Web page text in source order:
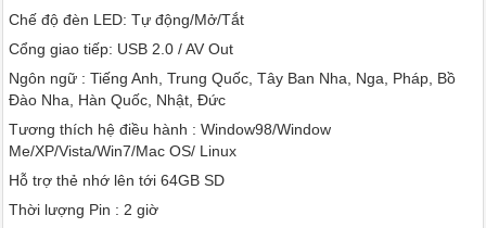
Chế độ đèn LED: Tự động/Mở/Tắt
Cổng giao tiếp: USB 2.0 / AV Out
Ngôn ngữ : Tiếng Anh, Trung Quốc, Tây Ban Nha, Nga, Pháp, Bồ
Đào Nha, Hàn Quốc, Nhật, Đức
Tương thích hệ điều hành : Window98/Window
Me/XP/Vista/Win7/Mac OS/ Linux
Hỗ trợ thẻ nhớ lên tới 64GB SD
Thời lượng Pin : 2 giờ